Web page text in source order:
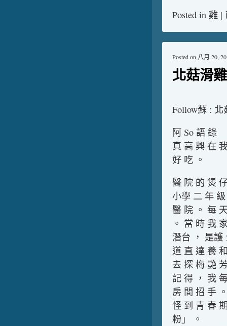
Posted in 雞 |
北菇滑
Posted on 八月 20,
Follow蘇 :
阿 So 語 錄
真 高 興 在
好 吃 。
醫 院 的 煲
小學 二 年
醫 院 。 每
。 當 時 我
潛台 ， 是護
道 直 達 養
去 探 梅 艷
記 得 ， 我
房 間 招 手
怪 到 青 春
粉」 。